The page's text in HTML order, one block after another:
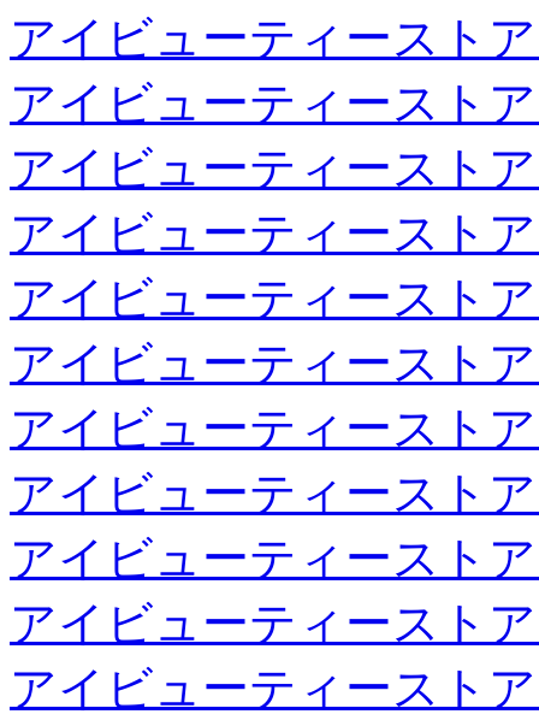
アイビューティースト
アイビューティースト
アイビューティースト
アイビューティースト
アイビューティースト
アイビューティースト
アイビューティースト
アイビューティースト
アイビューティースト
アイビューティースト
アイビューティースト